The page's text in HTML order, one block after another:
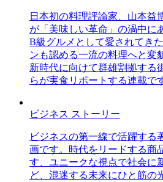
日本初の料理評論家、山本益
が「美味しい革命」の渦中に
B級グルメとして愛されてき
ンも認める一流の料理へと変
新時代に向けて群雄割拠する
らが実食リポートする連載で
ビジネス ストーリー
ビジネスの第一線で活躍する
画です。時代をリードする商
す、ユニークな視点で社会に
ど、混迷する未来にひと筋の